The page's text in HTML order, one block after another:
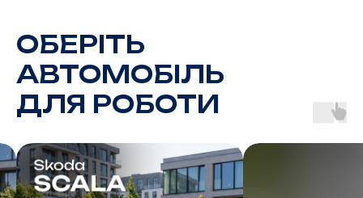
ОБЕРІТЬ
АВТОМОБІЛЬ
ДЛЯ РОБОТИ